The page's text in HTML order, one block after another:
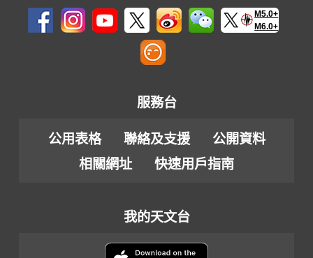
M5.0+
M6.0+
服務台
公用表格 聯絡及支援
公開資料
相關網址
快速用戶指南
我的天文台